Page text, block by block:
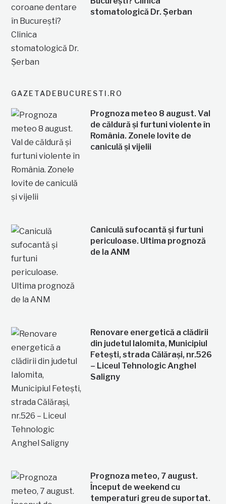
stomatologică Dr. Șerban
GAZETADEBUCURESTI.RO
Prognoza meteo 8 august. Val
de căldură și furtuni violente în
România. Zonele lovite de
caniculă și vijelii
Caniculă sufocantă și furtuni
periculoase. Ultima prognoză
de la ANM
Renovare energetică a clădirii
din judetul Ialomita, Municipiul
Fetești, strada Călărași, nr.526
– Liceul Tehnologic Anghel
Saligny
Prognoza meteo, 7 august.
Început de weekend cu
temperaturi greu de suportat.